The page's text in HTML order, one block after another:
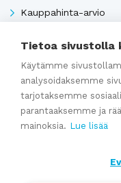
Kauppahinta-arvio
Katso kaikki
Ajankohtaista
Tietoa sivustolla
Käytämme
analysoidaksemme
tarjotaksemme
parantaaksemme ja
mainoksia. Lue lisää